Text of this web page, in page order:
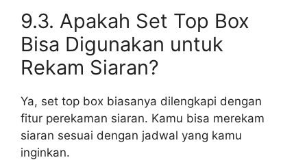
9.3. Apakah Set Top Box
Bisa Digunakan untuk
Rekam Siaran?
Ya, set top box biasanya dilengkapi dengan
fitur perekaman siaran. Kamu bisa merekam
siaran sesuai dengan jadwal yang kamu
inginkan.